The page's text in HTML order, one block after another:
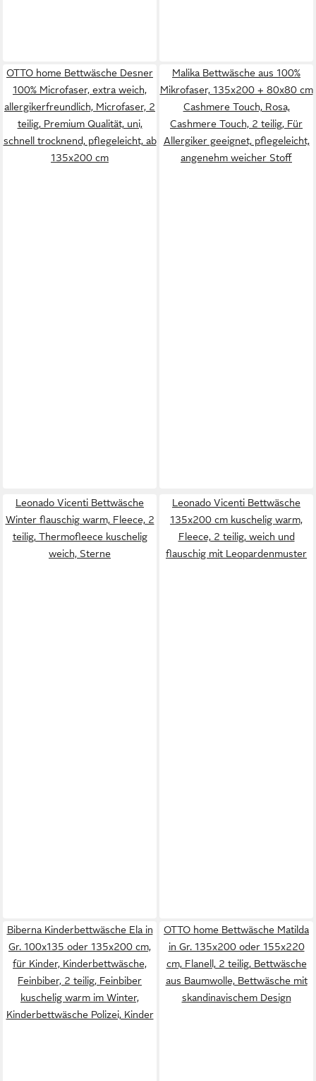
OTTO home Bettwäsche Desner
100% Microfaser, extra weich,
allergikerfreundlich, Microfaser, 2
teilig, Premium Qualität, uni,
schnell trocknend, pflegeleicht, ab
135x200 cm
Malika Bettwäsche aus 100%
Mikrofaser, 135x200 + 80x80 cm
Cashmere Touch, Rosa,
Cashmere Touch, 2 teilig, Für
Allergiker geeignet, pflegeleicht,
angenehm weicher Stoff
Leonado Vicenti Bettwäsche
Winter flauschig warm, Fleece, 2
teilig, Thermofleece kuschelig
weich, Sterne
Leonado Vicenti Bettwäsche
135x200 cm kuschelig warm,
Fleece, 2 teilig, weich und
flauschig mit Leopardenmuster
Biberna Kinderbettwäsche Ela in
Gr. 100x135 oder 135x200 cm,
für Kinder, Kinderbettwäsche,
Feinbiber, 2 teilig, Feinbiber
kuschelig warm im Winter,
Kinderbettwäsche Polizei, Kinder
OTTO home Bettwäsche Matilda
in Gr. 135x200 oder 155x220
cm, Flanell, 2 teilig, Bettwäsche
aus Baumwolle, Bettwäsche mit
skandinavischem Design